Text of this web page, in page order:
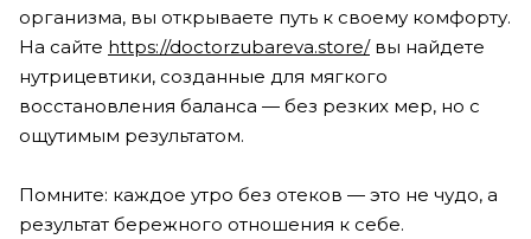
организма, вы открываете путь к своему комфорту.
На сайте https://doctorzubareva.store/вы найдете
нутрицевтики, созданные для мягкого
восстановления баланса — без резких мер, но с
ощутимым результатом.
Помните: каждое утро без отеков — это не чудо, а
результат бережного отношения к себе.